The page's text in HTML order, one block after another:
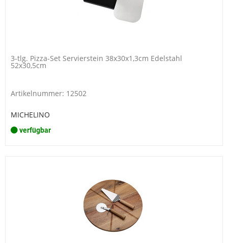
3-tlg. Pizza-Set Servierstein 38x30x1,3cm Edelstahl
52x30,5cm
Artikelnummer: 12502
MICHELINO
verfügbar